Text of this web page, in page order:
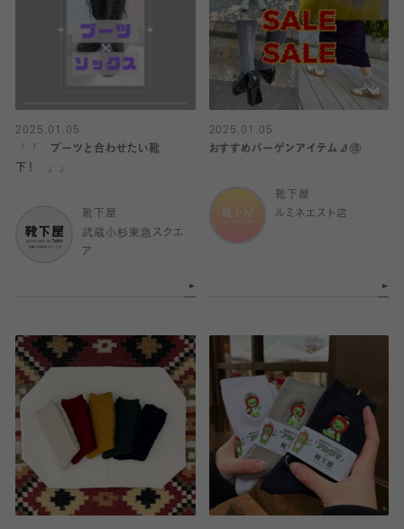
2025.01.05
『『 ブーツと合わせたい靴
下！ 』』
靴下屋
武蔵小杉東急スクエ
ア
2025.01.05
おすすめバーゲンアイテム🧦🉐
靴下屋
ルミネエスト店